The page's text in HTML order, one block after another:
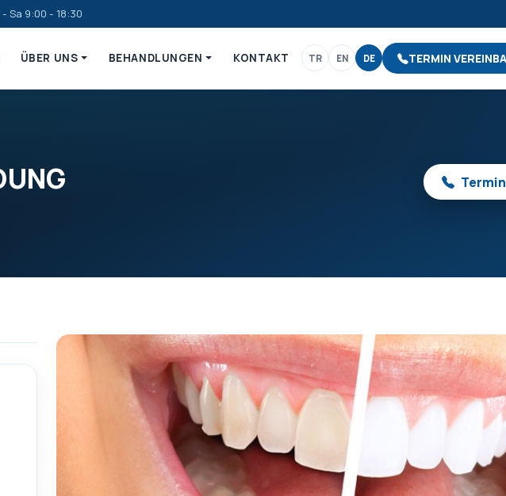
- Sa 9:00 - 18:30
ÜBER UNS BEHANDLUNGEN KONTAKT TR EN DE TERMIN